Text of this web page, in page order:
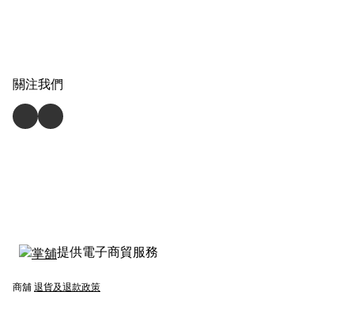
關注我們
提供電子商貿服務
商舖 退貨及退款政策